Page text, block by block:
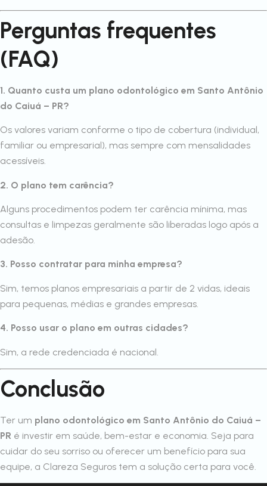
Perguntas frequentes
(FAQ)
1. Quanto custa um plano odontológico em Santo Antônio
do Caiuá – PR?
Os valores variam conforme o tipo de cobertura (individual,
familiar ou empresarial), mas sempre com mensalidades
acessíveis.
2. O plano tem carência?
Alguns procedimentos podem ter carência mínima, mas
consultas e limpezas geralmente são liberadas logo após a
adesão.
3. Posso contratar para minha empresa?
Sim, temos planos empresariais a partir de 2 vidas, ideais
para pequenas, médias e grandes empresas.
4. Posso usar o plano em outras cidades?
Sim, a rede credenciada é nacional.
Conclusão
Ter um plano odontológico em Santo Antônio do Caiuá –
PR é investir em saúde, bem-estar e economia. Seja para
cuidar do seu sorriso ou oferecer um benefício para sua
equipe, a Clareza Seguros tem a solução certa para você.